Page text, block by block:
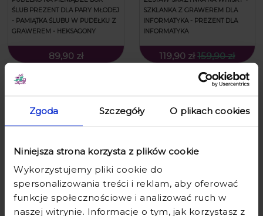
Zgoda Szczegóły O plikach cookies
Niniejsza strona korzysta z plików cookie
Wykorzystujemy pliki cookie do
spersonalizowania treści i reklam, aby oferować
funkcje społecznościowe i analizować ruch w
naszej witrynie. Informacje o tym, jak korzystasz z
ŚLUB PREZENT DLA PARY MŁODEJ
- PAMIĄTKA ŚLUBU W PUDEŁKU Z
GRAWEREM - HEKSAGONY
89,90 zł
SZKLANKA Z GRAWEREM DLA
INFORMATYKA - PREZENT DLA
INFORMATYKA
119,90 zł 159,90 zł
PUDEŁKO NA PIENIĄDZE NA
ROCZNICĘ - PAMIĄTKA ROCZNICY
KARAFKA NA WHISKY W
SKRZYNCE Z GRAWEREM -